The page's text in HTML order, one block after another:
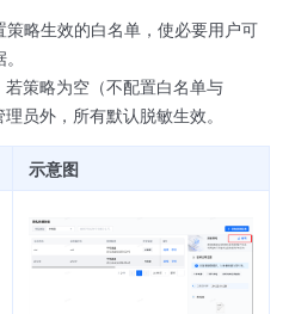
略生效的白名单，使必要用户可
策略为空（不配置白名单与
员外，所有默认脱敏生效。
示意图